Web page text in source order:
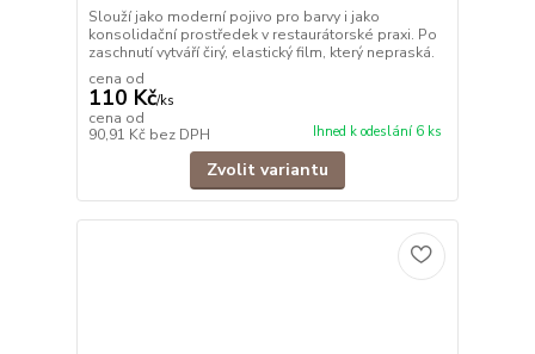
Slouží jako moderní pojivo pro barvy i jako
konsolidační prostředek v restaurátorské praxi. Po
zaschnutí vytváří čirý, elastický film, který nepraská.
cena od
110 Kč/ks
cena od
90,91 Kč bez DPH Ihned k odeslání 6 ks
Zvolit variantu